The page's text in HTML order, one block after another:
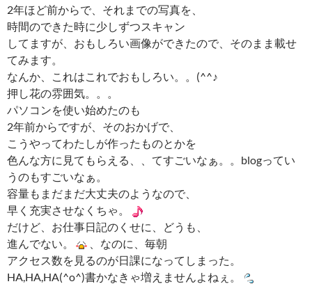
2年ほど前からで、それまでの写真を、
時間のできた時に少しずつスキャン
してますが、おもしろい画像ができたので、そのまま載せ
てみます。
なんか、これはこれでおもしろい。。(^^♪
押し花の雰囲気。。。
パソコンを使い始めたのも
2年前からですが、そのおかげで、
こうやってわたしが作ったものとかを
色んな方に見てもらえる、、てすごいなぁ。。blogってい
うのもすごいなぁ。
容量もまだまだ大丈夫のようなので、
早く充実させなくちゃ。
だけど、お仕事日記のくせに、どうも、
進んでない。
、なのに、毎朝
アクセス数を見るのが日課になってしまった。
HA,HA,HA(^o^)書かなきゃ増えませんよねぇ。